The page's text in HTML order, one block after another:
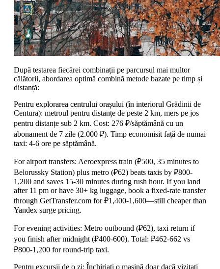
După testarea fiecărei combinații pe parcursul mai multor
călătorii, abordarea optimă combină metode bazate pe timp și
distanță:
Pentru explorarea centrului orașului (în interiorul Grădinii de
Centura): metroul pentru distanțe de peste 2 km, mers pe jos
pentru distanțe sub 2 km. Cost: 276 ₽/săptămână cu un
abonament de 7 zile (2.000 ₽). Timp economisit față de numai
taxi: 4-6 ore pe săptămână.
For airport transfers: Aeroexpress train (₽500, 35 minutes to
Belorussky Station) plus metro (₽62) beats taxis by ₽800-
1,200 and saves 15-30 minutes during rush hour. If you land
after 11 pm or have 30+ kg luggage, book a fixed-rate transfer
through GetTransfer.com for ₽1,400-1,600—still cheaper than
Yandex surge pricing.
For evening activities: Metro outbound (₽62), taxi return if
you finish after midnight (₽400-600). Total: ₽462-662 vs
₽800-1,200 for round-trip taxi.
Pentru excursii de o zi: Închiriați o mașină doar dacă vizitați